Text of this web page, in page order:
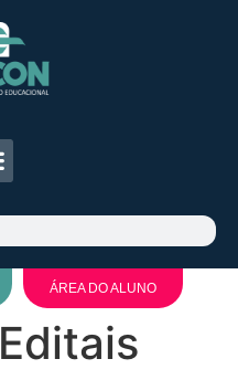
ÁREA DO ALUNO
Editais